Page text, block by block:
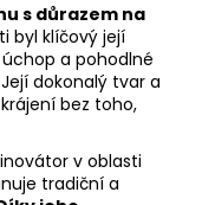
s důrazem na
byl klíčový její
a pohodlné
Její dokonalý tvar a
bez toho,
v oblasti
tradiční a